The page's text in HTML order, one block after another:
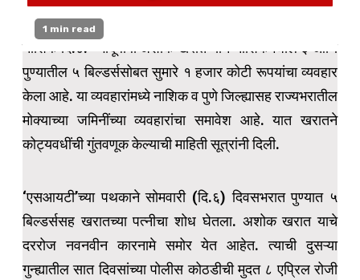
1 min read
नाशिक दि.८:- भोंदूबाबा अशोक खरात याने नाशिकमधील ३ आणि
पुण्यातील ५ बिल्डर्ससोबत सुमारे १ हजार कोटी रूपयांचा व्यवहार
केला आहे. या व्यवहारांमध्ये नाशिक व पुणे जिल्ह्यासह राज्यभरातील
मोक्याच्या जमिनींच्या व्यवहारांचा समावेश आहे. यात खरातने
कोट्यवधींची गुंतवणूक केल्याची माहिती सूत्रांनी दिली.
‘एसआयटी’च्या पथकाने सोमवारी (दि.६) दिवसभरात पुण्यात ५
बिल्डर्ससह खरातच्या पत्नीचा शोध घेतला. अशोक खरात याचे
दररोज नवनवीन कारनामे समोर येत आहेत. त्याची दुसऱ्या
गुन्ह्यातील सात दिवसांच्या पोलीस कोठडीची मुदत ८ एप्रिल रोजी